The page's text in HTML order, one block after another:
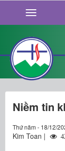
GIỚI
TIN TỨC
SỐNG
QUÁN
THƯ
Niềm tin
Thứ năm - 18/12/
Kim Toan |